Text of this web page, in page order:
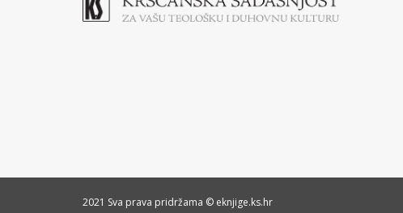
2021 Sva prava pridržama © eknjige.ks.hr